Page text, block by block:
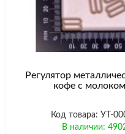
Регулятор
кофе с
Код товара: УТ-
В наличии: